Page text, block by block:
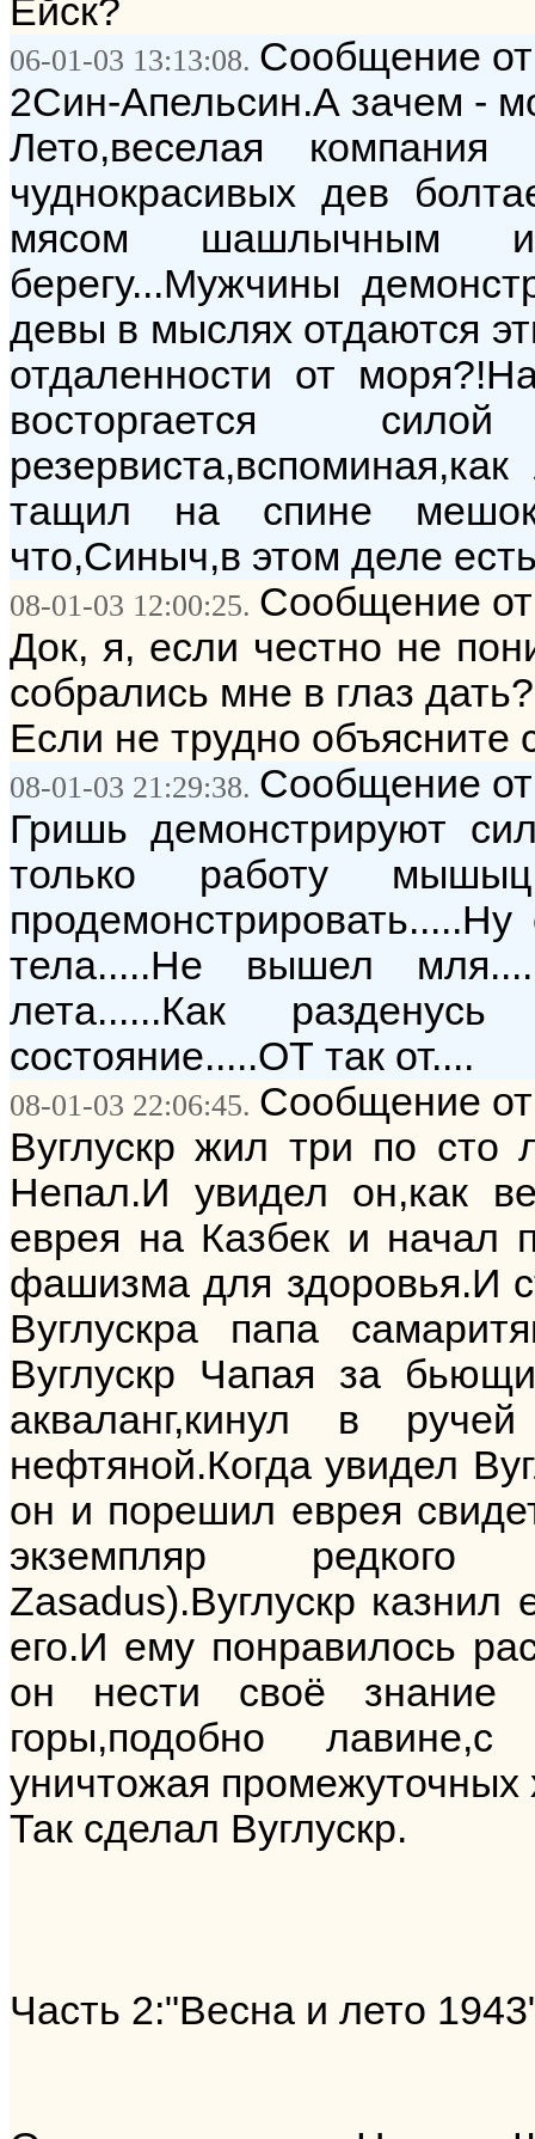
Ейск?
06-01-03 13:13:08. Сообщение
2Син-Апельсин.А зачем -
Лето,веселая
чуднокрасивых дев
мясом шашлычным
берегу...Мужчины
девы в мыслях отдаются
отдаленности от
восторгается
тащил на спине
что,Синыч,в этом деле
08-01-03 12:00:25. Сообщение
Док, я, если честно не
собрались мне в глаз дать?
Если не трудно объясните
08-01-03 21:29:38. Сообщение
Гришь демонстрируют
только работу
тела.....Не вышел
лета......Как
состояние.....ОТ так от....
08-01-03 22:06:45. Сообщение
Вуглускр жил три по сто
Непал.И увидел он,как
еврея на Казбек и начал
фашизма для здоровья.И
Вуглускра папа
Вуглускр Чапая за
акваланг,кинул в
нефтяной.Когда увидел
он и порешил еврея
экземпляр редкого
Zasadus).Вуглускр казнил
его.И ему понравилось
он нести своё
горы,подобно лавине,с
уничтожая промежуточных
Так сделал Вуглускр.
Часть 2:"Весна и лето